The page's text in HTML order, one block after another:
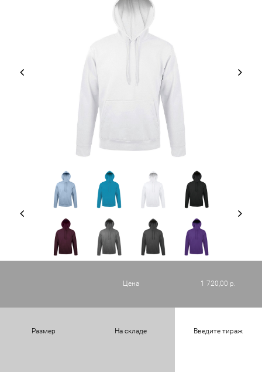
Цена 1 720,00 р.
Размер На складе Введите тираж